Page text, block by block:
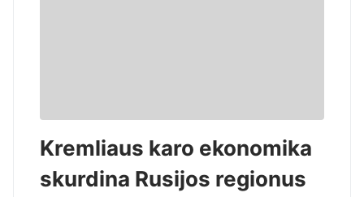
Kremliaus karo ekonomika
skurdina Rusijos regionus